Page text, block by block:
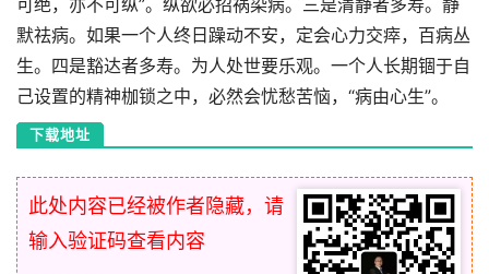
可绝，亦不可纵”。纵欲必招祸染病。三是清静者多寿。静
默祛病。如果一个人终日躁动不安，定会心力交瘁，百病丛
生。四是豁达者多寿。为人处世要乐观。一个人长期锢于自
己设置的精神枷锁之中，必然会忧愁苦恼，“病由心生”。
下载地址
此处内容已经被作者隐藏，请
输入验证码查看内容